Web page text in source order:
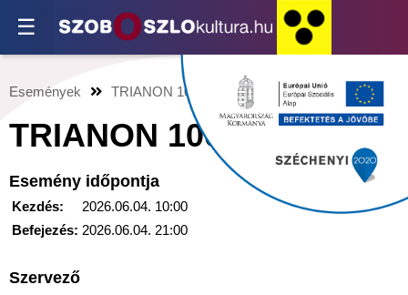
☰
Események TRIANON 106
TRIANON 106
Esemény időpontja
Kezdés:
2026.06.04. 10:00
Befejezés: 2026.06.04. 21:00
Szervező